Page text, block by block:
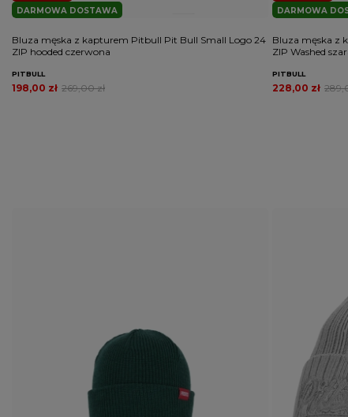
DARMOWA DOSTAWA
Bluza męska z kapturem Pitbull Pit Bull Small Logo 24
ZIP hooded czerwona
PITBULL
269,00 zł
198,00 zł
DARMOWA
Bluza męska z
ZIP Washed
PITBULL
228,00 zł